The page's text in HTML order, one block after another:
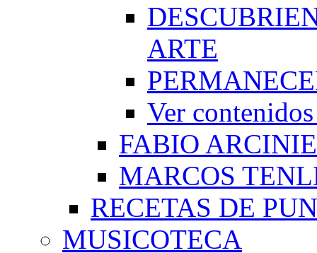
ARTE
Ver
FABIO
MARCOS
RECETAS DE
MUSICOTECA